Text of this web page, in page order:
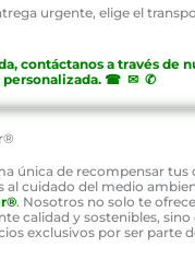
urgente, elige el
contáctanos a través de
. ☎ ✉ ✆
única de recompensar tus
al cuidado del medio
. Nosotros no solo te
calidad y sostenibles,
exclusivos por ser parte